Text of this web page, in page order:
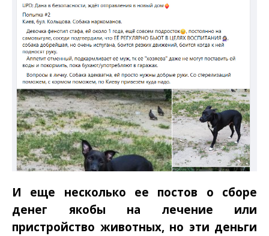
И еще несколько ее постов о сборе
денег якобы на лечение или
пристройство животных, но эти деньги